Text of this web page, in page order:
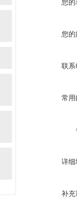
您的
您的
联系
常用
详细
补充